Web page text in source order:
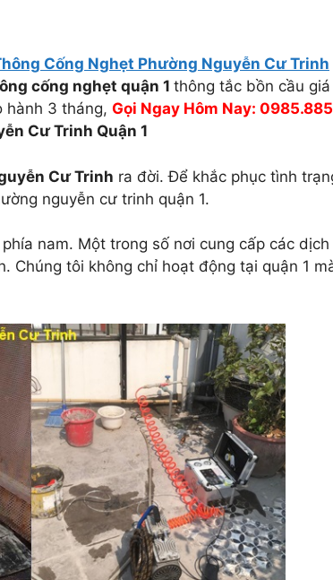
Cống Nghẹt Phường Nguyễn Cư Trinh
cống nghẹt quận 1 thông tắc bồn cầu
hành 3 tháng, Gọi Ngay Hôm Nay:
Cư Trinh Quận 1
Cư Trinh ra đời. Để khắc phục tình
nguyễn cư trinh quận 1.
nam. Một trong số nơi cung cấp các
Chúng tôi không chỉ hoạt động tại quận 1